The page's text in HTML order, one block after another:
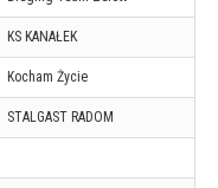
KS KANAŁEK
Kocham Życie
STALGAST RADOM